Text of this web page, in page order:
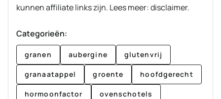
kunnen affiliate links zijn. Lees meer: disclaimer.
Categorieën:
granen aubergine glutenvrij
granaatappel groente hoofdgerecht
hormoonfactor ovenschotels